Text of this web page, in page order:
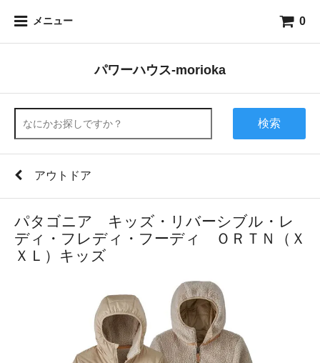
メニュー 0
パワーハウス-morioka
検索
アウトドア
パタゴニア キッズ・リバーシブル・レ
ディ・フレディ・フーディ ＯＲＴＮ（Ｘ
ＸＬ）キッズ